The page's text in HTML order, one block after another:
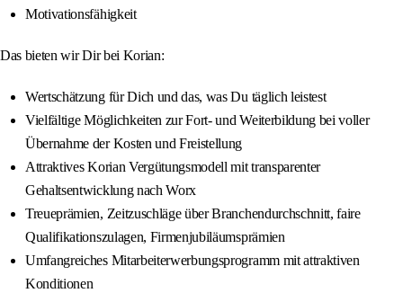
Motivationsfähigkeit
Das bieten wir Dir bei Korian:
Wertschätzung für Dich und das, was Du täglich leistest
Vielfältige Möglichkeiten zur Fort- und Weiterbildung bei voller
Übernahme der Kosten und Freistellung
Attraktives Korian Vergütungsmodell mit transparenter
Gehaltsentwicklung nach Worx
Treueprämien, Zeitzuschläge über Branchendurchschnitt, faire
Qualifikationszulagen, Firmenjubiläumsprämien
Umfangreiches Mitarbeiterwerbungsprogramm mit attraktiven
Konditionen